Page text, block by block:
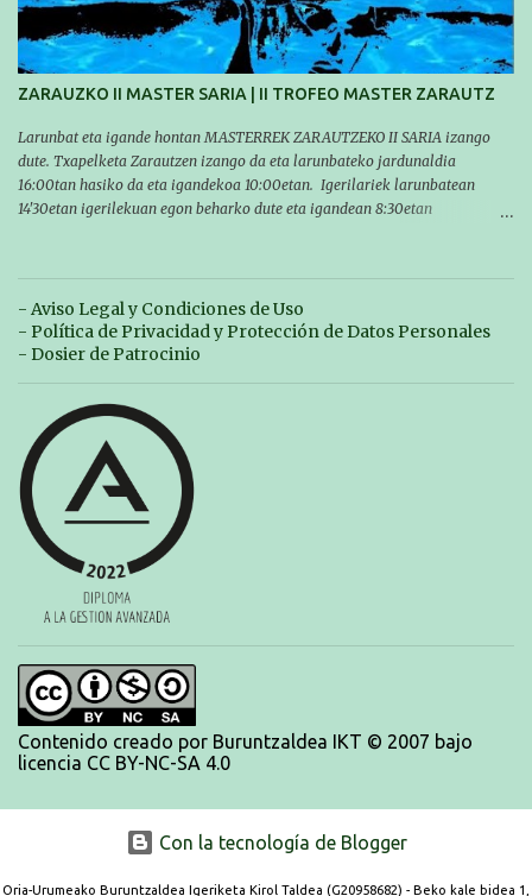
ZARAUZKO II MASTER SARIA | II TROFEO MASTER ZARAUTZ
Larunbat eta igande hontan MASTERREK ZARAUTZEKO II SARIA izango
dute. Txapelketa Zarautzen izango da eta larunbateko jardunaldia
16:00tan hasiko da eta igandekoa 10:00etan. Igerilariek larunbatean
14'30etan igerilekuan egon beharko dute eta igandean 8:30etan
domingo los MASTERS tendrán el II TROFEO MASTER DE ZARAUTZ. La
competición se celebrará en Zarautz a las 16:00 la jornada del sabado y a
las 10:00 la del domingo. Los/las nadadores/as tendrán que estar en la
piscina a las 14:30 el sabado y a las 8:30 el domingo (polideportivo
- Aviso Legal y Condiciones de Uso
- Política de Privacidad y Protección de Datos Personales
- Dosier de Patrocinio
Contenido creado por Buruntzaldea IKT © 2007 bajo
licencia CC BY-NC-SA 4.0
Con la tecnología de Blogger
Oria-Urumeako Buruntzaldea Igeriketa Kirol Taldea (G20958682) - Beko kale bidea 1,